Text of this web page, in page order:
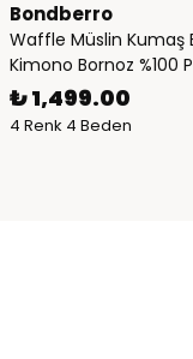
Bondberro
Waffle Müslin Kumaş
Kimono Bornoz
₺ 1,499.00
4 Renk 4 Beden